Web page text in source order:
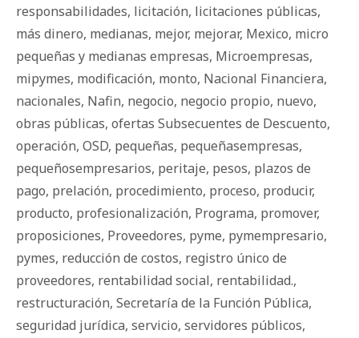
responsabilidades, licitación, licitaciones públicas,
más dinero, medianas, mejor, mejorar, Mexico, micro
pequeñas y medianas empresas, Microempresas,
mipymes, modificación, monto, Nacional Financiera,
nacionales, Nafin, negocio, negocio propio, nuevo,
obras públicas, ofertas Subsecuentes de Descuento,
operación, OSD, pequeñas, pequeñasempresas,
pequeñosempresarios, peritaje, pesos, plazos de
pago, prelación, procedimiento, proceso, producir,
producto, profesionalización, Programa, promover,
proposiciones, Proveedores, pyme, pymempresario,
pymes, reducción de costos, registro único de
proveedores, rentabilidad social, rentabilidad.,
restructuración, Secretaría de la Función Pública,
seguridad jurídica, servicio, servidores públicos,